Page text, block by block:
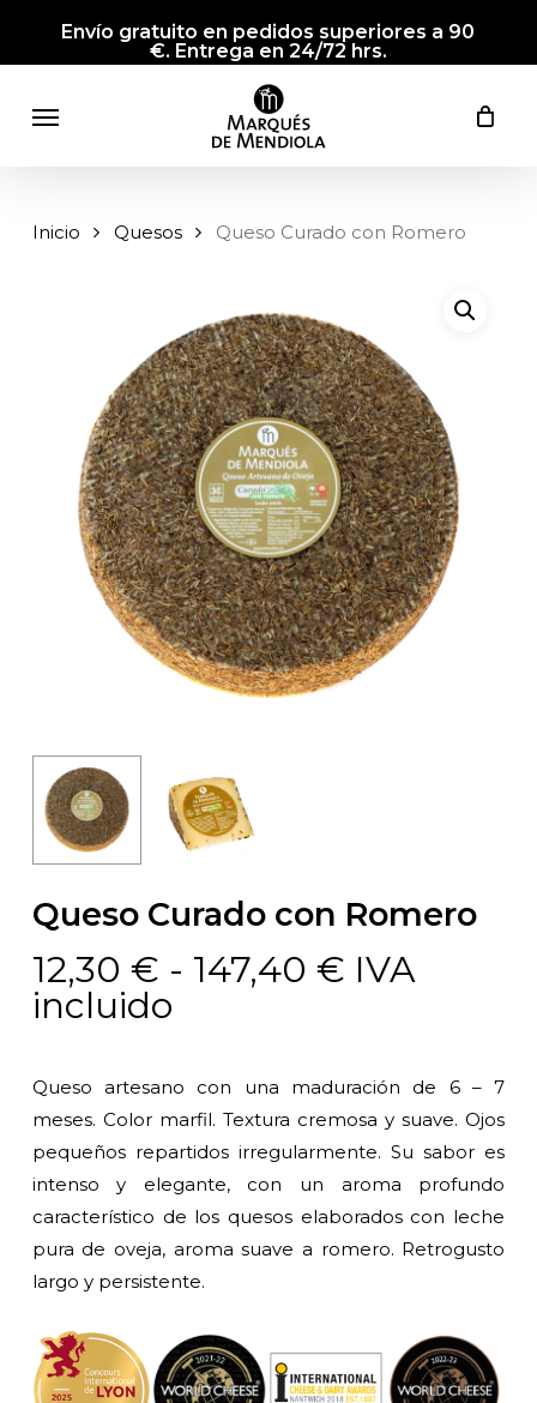
content
Envío gratuito en pedidos superiores a 90
€. Entrega en 24/72 hrs.
Menu
Inicio Quesos Queso Curado con Romero
Queso Curado con Romero
12,30 € - 147,40 €Rango
desde
12,30 €
hasta
147,40 €
IVA
incluido
Queso artesano con una maduración de 6 – 7
meses. Color marfil. Textura cremosa y suave. Ojos
pequeños repartidos irregularmente. Su sabor es
intenso y elegante, con un aroma profundo
característico de los quesos elaborados con leche
pura de oveja, aroma suave a romero. Retrogusto
largo y persistente.